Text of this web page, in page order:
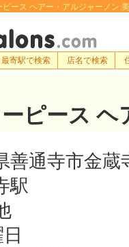
ース ヘアー・アルジャーノン:
最寄駅で検索 店名で検索
ピース ヘ
善通寺市金蔵
駅